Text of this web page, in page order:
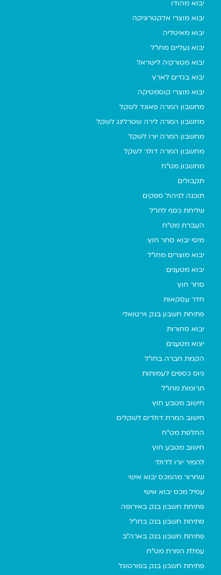
יבוא מהודו
יבוא מוצרי אלקטרוניקה
יבוא מאיטליה
יבוא נעליים מחו"ל
יבוא מטורקיה לישראל
יבוא בגדים לארץ
יבוא מוצרי קוסמטיקה
מחשבון המרה פאונד לשקל
מחשבון המרה לירה שטרלינג לשקל
מחשבון המרה יורו לשקל
מחשבון המרה דולר לשקל
מחשבון מט"ח
תקבולים
תוכנה לניהול ספקים
שליחת כסף לחו"ל
העברת מט"ח
מיסי יבוא סחר חוץ
יבוא מוצרים מחו"ל
יבוא מטענים
סחר חוץ
חדר עסקאות
פתיחת חשבון בנק וירטואלי
יבוא סחורות
יצוא מטענים
הקמת חברה בחו"ל
גיוס כספים לעמותות
תרומות מחו"ל
חישוב מטבע חוץ
חישוב המרת דולרים לשקלים
החלפת מט"ח
חישוב מטבע חוץ
להמיר יורו לדולר
שחרור מהמכס יבוא אישי
עמיל מכס יבוא אישי
פתיחת חשבון בנק באירופה
פתיחת חשבון בנק בחו"ל
פתיחת חשבון בנק בארה"ב
עמלת המרת מט"ח
פתיחת חשבון בנק בפורטוגל